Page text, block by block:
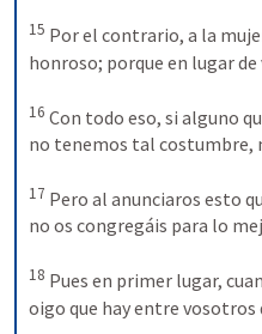
15 Por el contrario, a la
honroso; porque en lugar
16 Con todo eso, si alguno
no tenemos tal costumbre,
17 Pero al anunciaros esto
no os congregáis para lo
18 Pues en primer lugar,
oigo que hay entre vosotros